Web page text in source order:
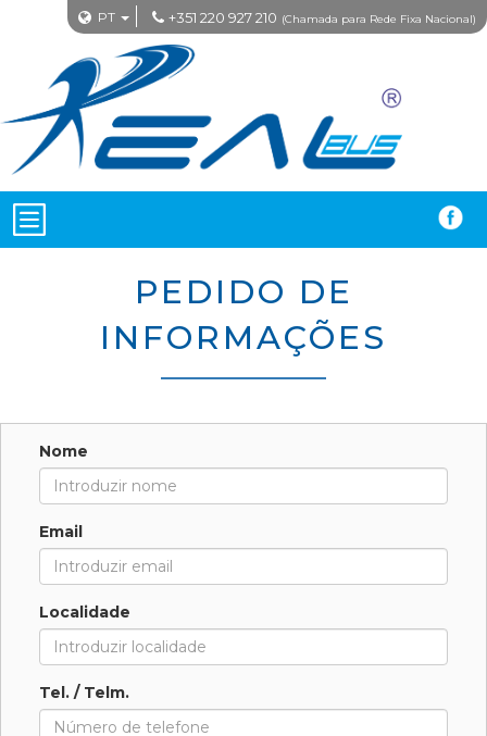
PT +351 220 927 210 (Chamada para Rede Fixa Nacional)
PEDIDO DE
INFORMAÇÕES
Nome
Email
Localidade
Tel. / Telm.